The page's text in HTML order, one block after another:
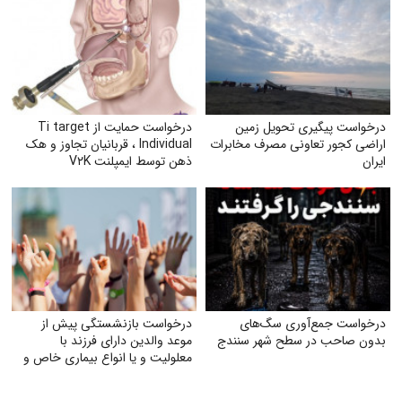
درخواست پیگیری تحویل زمین
اراضی کجور تعاونی مصرف مخابرات
ایران
درخواست حمایت از Ti target
Individual ، قربانیان تجاوز و هک
ذهن توسط ایمپلنت V۲K
درخواست جمع‌آوری سگ‌های
بدون صاحب در سطح شهر سنندج
درخواست بازنشستگی پیش از
موعد والدین دارای فرزند با
معلولیت و یا انواع بیماری خاص و